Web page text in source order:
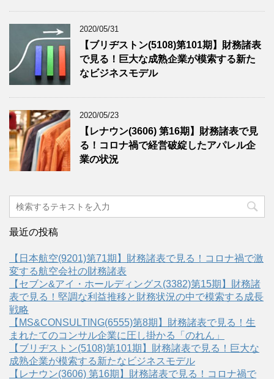
2020/05/31
【ブリヂストン(5108)第101期】財務諸表
で見る！巨大な成熟企業が模索する新た
なビジネスモデル
2020/05/23
【レナウン(3606) 第16期】財務諸表で見
る！コロナ禍で経営破綻したアパレル企
業の状況
最近の投稿
【日本航空(9201)第71期】財務諸表で見る！コロナ禍で激
変する航空会社の財務諸表
【セブン&アイ・ホールディングス(3382)第15期】財務諸
表で見る！堅調な利益推移と財務状況の中で模索する成長
戦略
【MS&CONSULTING(6555)第8期】財務諸表で見る！生
まれたてのコンサル企業に圧し掛かる「のれん」
【ブリヂストン(5108)第101期】財務諸表で見る！巨大な
成熟企業が模索する新たなビジネスモデル
【レナウン(3606) 第16期】財務諸表で見る！コロナ禍で